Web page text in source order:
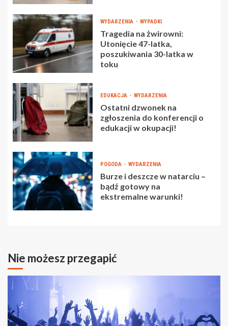
WYDARZENIA WYPADKI
Tragedia na żwirowni:
Utonięcie 47-latka,
poszukiwania 30-latka w
toku
EDUKACJA WYDARZENIA
Ostatni dzwonek na
zgłoszenia do konferencji o
edukacji w okupacji!
POGODA WYDARZENIA
Burze i deszcze w natarciu –
bądź gotowy na
ekstremalne warunki!
Nie możesz przegapić